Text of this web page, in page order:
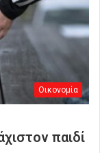
Οικονομία
παιδί